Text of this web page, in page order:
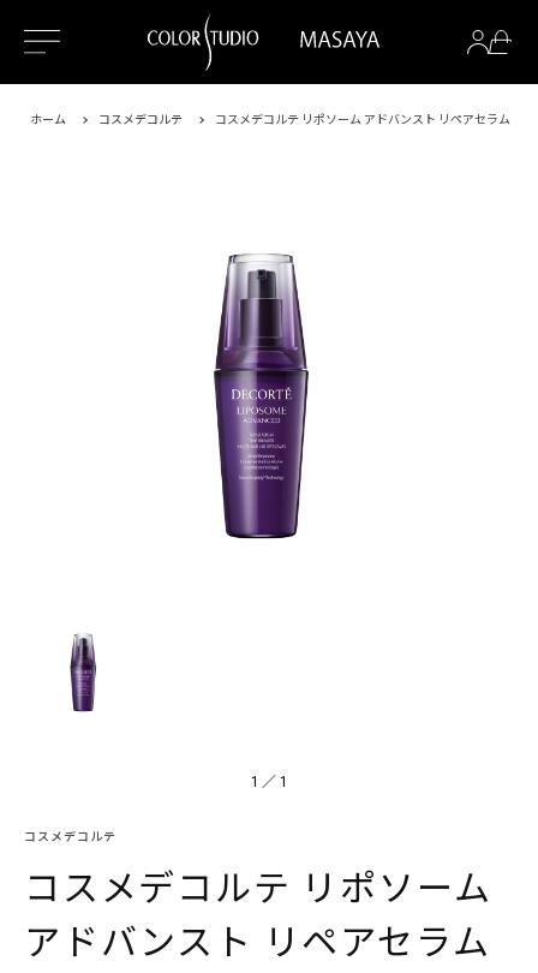
ホーム コスメデコルテ コスメデコルテ リポソーム アドバンスト リペアセラム
1 ／ 1
コスメデコルテ
コスメデコルテ リポソーム
アドバンスト リペアセラム